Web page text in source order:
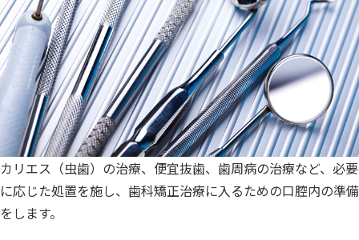
カリエス（虫歯）の治療、便宜抜歯、歯周病の治療など、必要
に応じた処置を施し、歯科矯正治療に入るための口腔内の準備
をします。